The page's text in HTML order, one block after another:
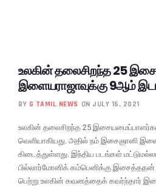
உலகின் தலைசிறந்த 25
இளையராஜாவுக்கு 9ஆம்
BY G TAMIL NEWS ON JULY 16, 2021
உலகின் தலைசிறந்த 25
வெளியாகியது. அதில் நம் இசைஞானி
கிடைத்துள்ளது. இந்திய படங்கள்
பில்லார்மோனிக் கம்பெனிக்கு
பெற்று உலகின் கவனத்தைக் கவர்ந்தார்